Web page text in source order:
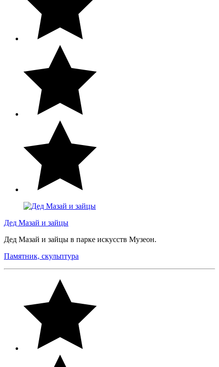
Дед Мазай и зайцы
Дед Мазай и зайцы в парке искусств Музеон.
Памятник, скульптура